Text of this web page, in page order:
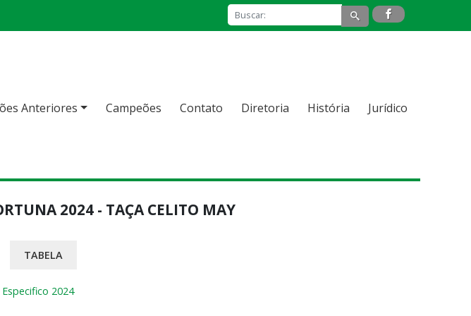
Anteriores Campeões Contato Diretoria História Jurídico
2024 - TAÇA CELITO MAY
TABELA
2024